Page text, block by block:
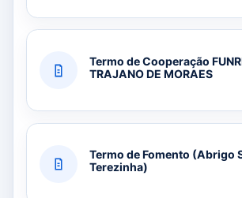
Termo de Cooperação
TRAJANO DE MORAES
Termo de Fomento (Abrigo
Terezinha)